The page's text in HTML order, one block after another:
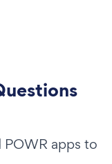
apps to